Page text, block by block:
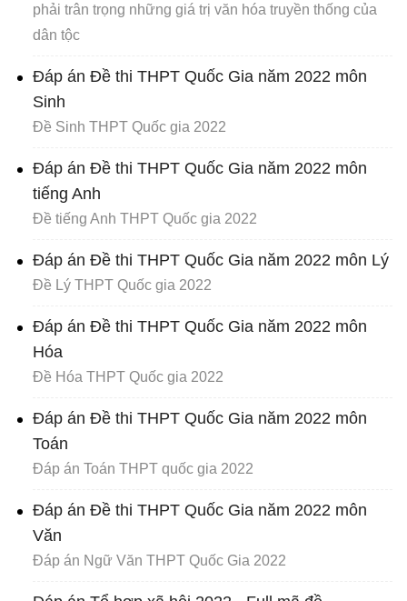
phải trân trọng những giá trị văn hóa truyền thống của
dân tộc
Đáp án Đề thi THPT Quốc Gia năm 2022 môn
Sinh
Đề Sinh THPT Quốc gia 2022
Đáp án Đề thi THPT Quốc Gia năm 2022 môn
tiếng Anh
Đề tiếng Anh THPT Quốc gia 2022
Đáp án Đề thi THPT Quốc Gia năm 2022 môn Lý
Đề Lý THPT Quốc gia 2022
Đáp án Đề thi THPT Quốc Gia năm 2022 môn
Hóa
Đề Hóa THPT Quốc gia 2022
Đáp án Đề thi THPT Quốc Gia năm 2022 môn
Toán
Đáp án Toán THPT quốc gia 2022
Đáp án Đề thi THPT Quốc Gia năm 2022 môn
Văn
Đáp án Ngữ Văn THPT Quốc Gia 2022